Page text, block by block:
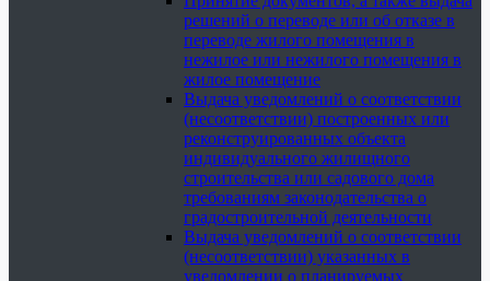
решений о переводе или об отказе в
переводе жилого помещения в
нежилое или нежилого помещения в
жилое помещение
Выдача уведомлений о соответствии
(несоответствии) построенных или
реконструированных объекта
индивидуального жилищного
строительства или садового дома
требованиям законодательства о
градостроительной деятельности
Выдача уведомлений о соответствии
(несоответствии) указанных в
уведомлении о планируемых